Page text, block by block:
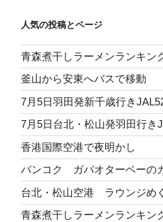
人気の投稿とページ
青森煮干しラーメンランキン
釜山から安東へバスで移動
7月5日羽田発新千歳行き
7月5日台北・松山発羽田行き
香港国際空港で夜明かし
バンコク ガパオターペーの
台北・松山空港 ラウンジめ
青森煮干しラーメンランキン